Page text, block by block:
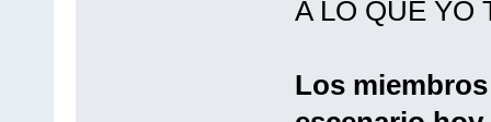
A LO QUE YO
Los